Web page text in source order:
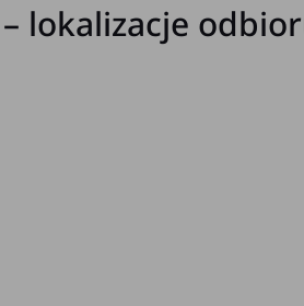
lokalizacje